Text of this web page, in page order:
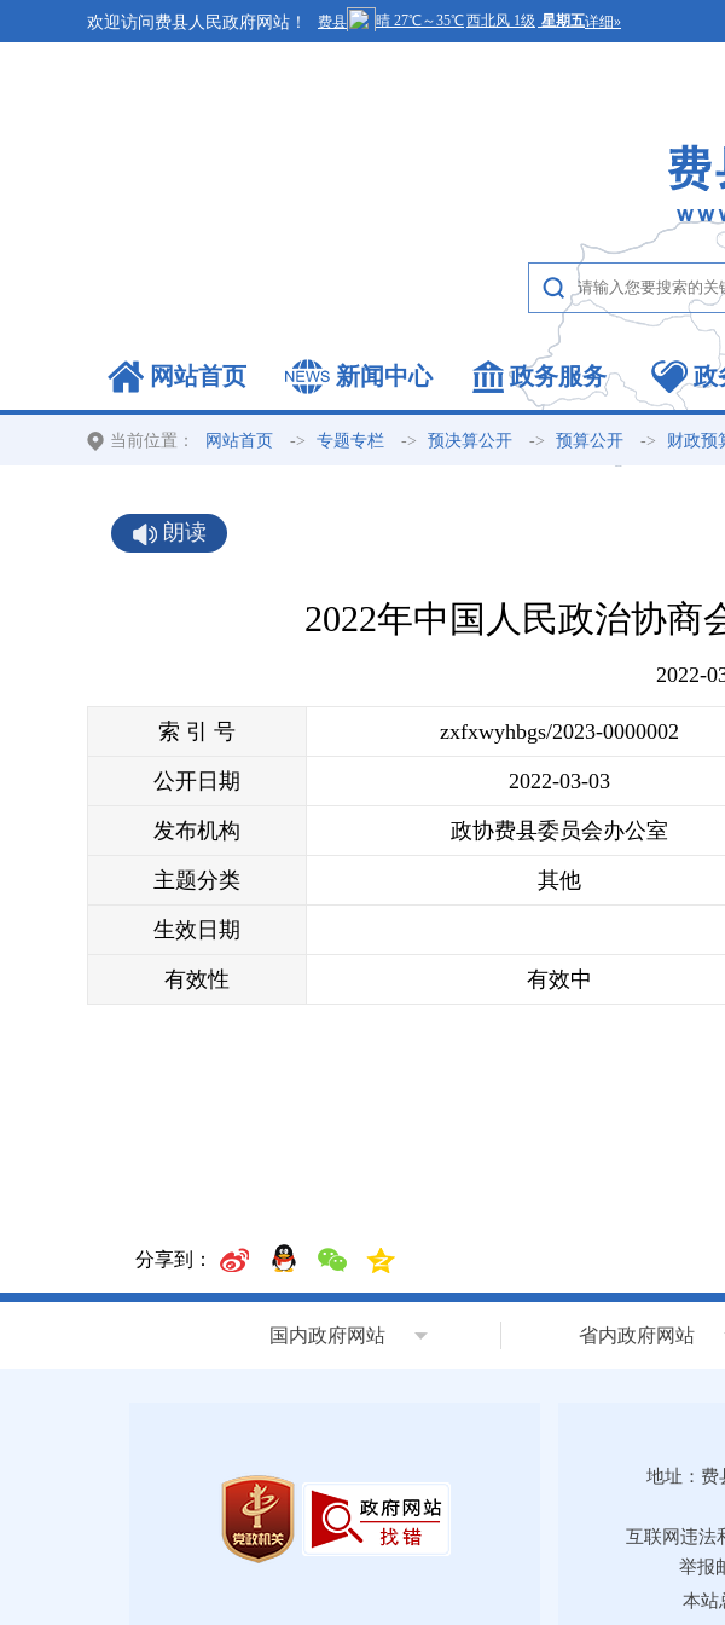
欢迎访问费县人民政府网站！
网站首页 新闻中心 政务服务 政
当前位置： 网站首页 -> 专题专栏 -> 预决算公开 -> 预算公开 -> 财政预
朗读
2022年中国人民政治协
2022-
索 引 号 zxfxwyhbgs/2023-0000002
公开日期 2022-03-03
发布机构 政协费县委员会办公室
主题分类 其他
生效日期
有效性 有效中
分享到：
国内政府网站 省内政府网站
地址：费
互联网违法
举报
本站